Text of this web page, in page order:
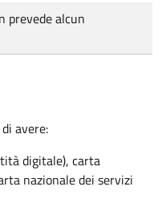
prevede alcun
avere:
digitale), carta
nazionale dei servizi